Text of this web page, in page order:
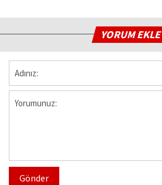
YORUM EKLE
Gönder